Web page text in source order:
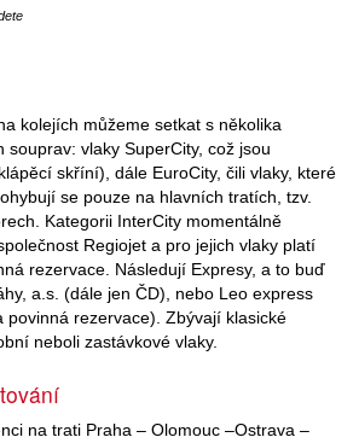
kolejích můžeme setkat s několika
souprav: vlaky SuperCity, což jsou
skříní), dále EuroCity, čili vlaky, které
se pouze na hlavních tratích, tzv.
Kategorii InterCity momentálně
Regiojet a pro jejich vlaky platí
rezervace. Následují Expresy, a to buď
a.s. (dále jen ČD), nebo Leo express
povinná rezervace). Zbývají klasické
neboli zastávkové vlaky.
na trati Praha – Olomouc –Ostrava –